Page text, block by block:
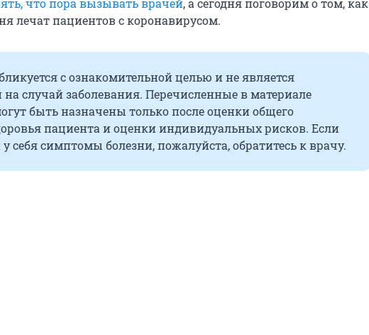
что пора вызывать врачей, а сегодня поговорим о том, как
лечат пациентов с коронавирусом.
с ознакомительной целью и не является
случай заболевания. Перечисленные в материале
быть назначены только после оценки общего
пациента и оценки индивидуальных рисков. Если
себя симптомы болезни, пожалуйста, обратитесь к врачу.